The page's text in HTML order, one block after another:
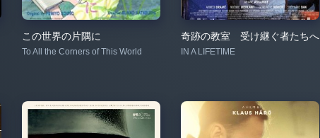
この世界の片隅に
To All the Corners of This World
奇跡の教室 受け継ぐ者たちへ
IN A LIFETIME